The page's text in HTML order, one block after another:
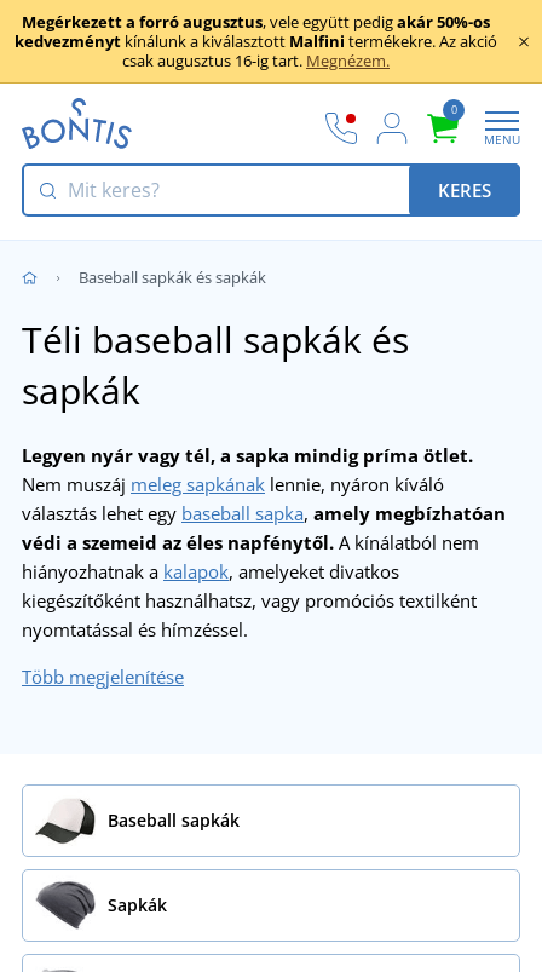
Megérkezett a forró augusztus, vele együtt pedigakár 50%-os
kedvezményt kínálunk a kiválasztott Malfini termékekre. Az akció
csak augusztus 16-ig tart. Megnézem.
0
MENU
KERES
Baseball sapkák és sapkák
Téli baseball sapkák és
sapkák
Legyen nyár vagy tél, a sapka mindig príma ötlet.
Nem muszáj meleg sapkának lennie, nyáron kíváló
választás lehet egy baseball sapka, amely megbízhatóan
védi a szemeid az éles napfénytől. A kínálatból nem
hiányozhatnak a kalapok, amelyeket divatkos
kiegészítőként használhatsz, vagy promóciós textilként
nyomtatással és hímzéssel.
Több megjelenítése
Baseball sapkák
Sapkák